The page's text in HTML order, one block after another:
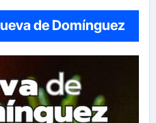
de Domínguez